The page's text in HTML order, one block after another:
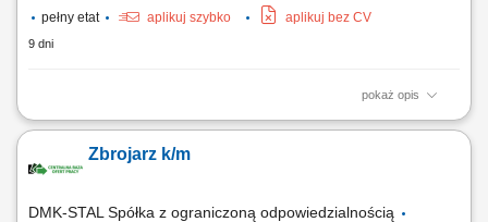
pełny etat
aplikuj szybko aplikuj bez CV
9 dni
pokaż opis
Opis stanowiska: Realizowanie zadań wspierających przy procesach
form szalunkowych. Asystowanie przy pracach nawierzchniowych, w
tym przy układaniu kostki oraz kształtowaniu podłoża brukarskiego.
Zbrojarz k/m
DMK-STAL Spółka z ograniczoną odpowiedzialnością